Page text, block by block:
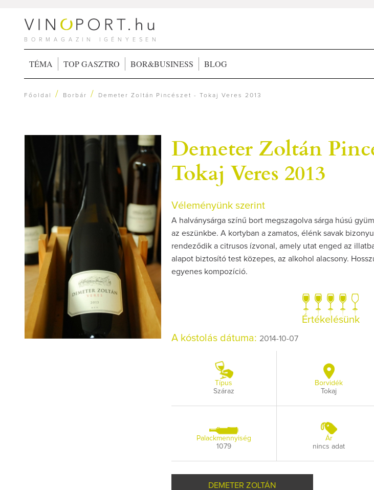
BORMAGAZIN IGÉNYESEN
TÉMA TOP GASZTRO BOR&BUSINESS BLOG
Főoldal / Borbár / Demeter Zoltán Pincészet - Tokaj Veres 2013
Demeter Zoltán
Tokaj Veres 2013
Véleményünk szerint
A halványsárga színű bort megszagolva sárga húsú
az eszünkbe. A kortyban a zamatos, élénk savak
rendeződik a citrusos ízvonal, amely utat enged az
alapot biztosító test közepes, az alkohol alacsony.
egyenes kompozíció.
Értékelésünk
A kóstolás dátuma: 2014-10-07
Típus
Száraz
Borvidék
Tokaj
Palackmennyiség
1079
Ár
nincs adat
DEMETER ZOLTÁN